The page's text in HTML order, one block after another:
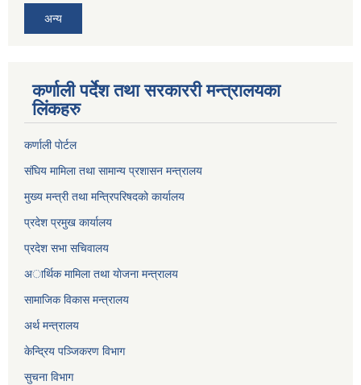
अन्य
कर्णाली पर्देश तथा सरकाररी मन्त्रालयका
लिंकहरु
कर्णाली पाेर्टल
संघिय मामिला तथा सामान्य प्रशासन मन्त्रालय
मुख्य मन्त्री तथा मन्त्रिपरिषदको कार्यालय
प्रदेश प्रमुख कार्यालय
प्रदेश सभा सचिवालय
अार्थिक मामिला तथा याेजना मन्त्रालय
सामाजिक विकास मन्त्रालय
अर्थ मन्त्रालय
केन्द्रिय पञ्जिकरण विभाग
सुचना विभाग